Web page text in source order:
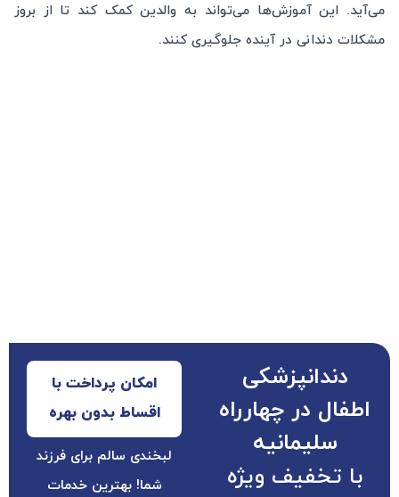
می‌آید. این آموزش‌ها می‌تواند به والدین کمک کند تا از بروز
مشکلات دندانی در آینده جلوگیری کنند.
دندانپزشکی
اطفال در چهارراه
سلیمانیه
با تخفیف ویژه
امکان پرداخت با
اقساط بدون بهره
لبخندی سالم برای فرزند
شما! بهترین خدمات